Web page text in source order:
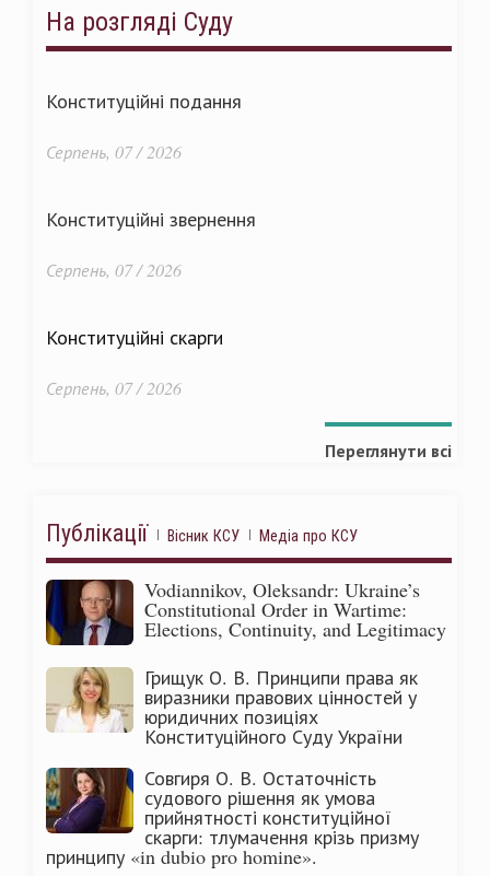
На розгляді Суду
Конституційні подання
Серпень, 07 / 2026
Конституційні звернення
Серпень, 07 / 2026
Конституційні скарги
Серпень, 07 / 2026
Переглянути всі
Публікації Вісник КСУ Медіа про КСУ
Vodiannikov, Oleksandr: Ukraine’s
Constitutional Order in Wartime:
Elections, Continuity, and Legitimacy
Грищук О. В. Принципи права як
виразники правових цінностей у
юридичних позиціях
Конституційного Суду України
Совгиря О. В. Остаточність
судового рішення як умова
прийнятності конституційної
скарги: тлумачення крізь призму
принципу «in dubio pro homine».